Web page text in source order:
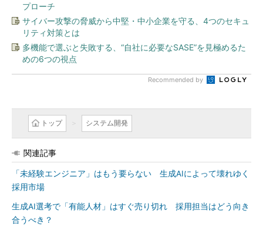
プローチ
サイバー攻撃の脅威から中堅・中小企業を守る、4つのセキュ
リティ対策とは
多機能で選ぶと失敗する、“自社に必要なSASE”を見極めるた
めの6つの視点
Recommended by
トップ システム開発
関連記事
「未経験エンジニア」はもう要らない 生成AIによって壊れゆく
採用市場
生成AI選考で「有能人材」はすぐ売り切れ 採用担当はどう向き
合うべき？